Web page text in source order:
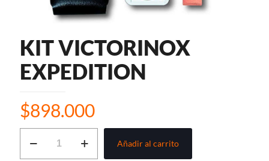
KIT VICTORINOX
EXPEDITION
$898.000
VICTORINOX
Añadir al carrito